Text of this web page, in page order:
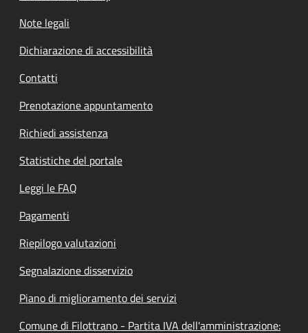
Note legali
Dichiarazione di accessibilità
Contatti
Prenotazione appuntamento
Richiedi assistenza
Statistiche del portale
Leggi le FAQ
Pagamenti
Riepilogo valutazioni
Segnalazione disservizio
Piano di miglioramento dei servizi
Comune di Filottrano - Partita IVA dell'amministrazione: